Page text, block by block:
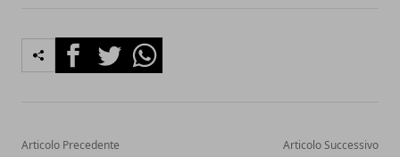
FacebookTwitterWhatsapp
Articolo Precedente Articolo Successivo